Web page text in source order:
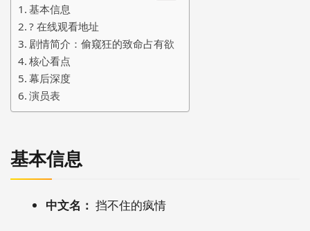
基本信息
?️ 在线观看地址
剧情简介：偷窥狂的致命占有欲
核心看点
幕后深度
演员表
基本信息
中文名： 挡不住的疯情